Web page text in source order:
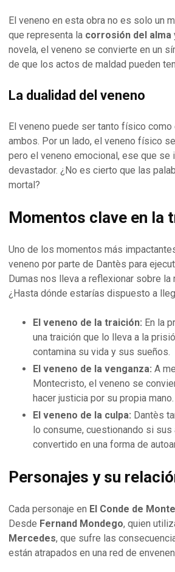
El veneno en esta obra no es solo un
que representa la corrosión del alma
novela, el veneno se convierte en un
de que los actos de maldad pueden
La dualidad del veneno
El veneno puede ser tanto físico
ambos. Por un lado, el veneno físico
pero el veneno emocional, ese que se
devastador. ¿No es cierto que las
mortal?
Momentos clave en la
Uno de los momentos más
veneno por parte de Dantès para
Dumas nos lleva a reflexionar sobre
¿Hasta dónde estarías dispuesto a
El veneno de la traición: En la
una traición que lo lleva a la
contamina su vida y sus sueños.
El veneno de la venganza: A
Montecristo, el veneno se
hacer justicia por su propia mano.
El veneno de la culpa: Dantès
lo consume, cuestionando si
convertido en una forma de
Personajes y su
Cada personaje en El Conde de
Desde Fernand Mondego, quien
Mercedes, que sufre las
están atrapados en una red de